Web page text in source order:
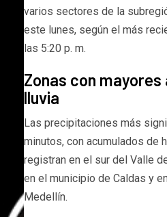
varios sectores de la
este lunes, según el más
las 5:20 p. m.
Zonas con
lluvia
Las precipitaciones más
minutos, con acumulados de
registran en el sur del Valle
en el municipio de Caldas y
Medellín.